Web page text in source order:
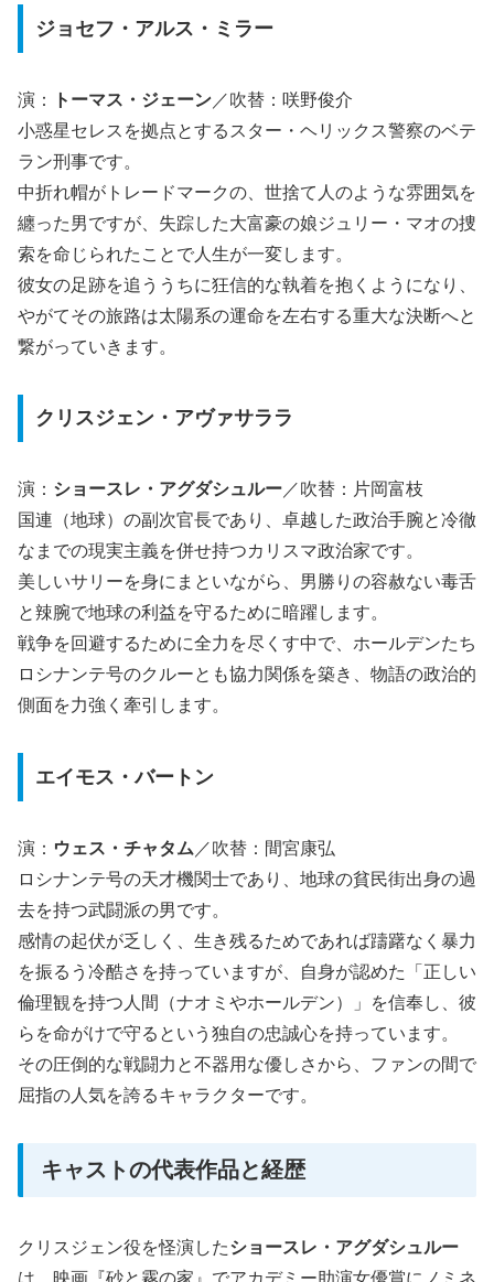
ジョセフ・アルス・ミラー
演： トーマス・ジェーン ／吹替：咲野俊介
小惑星セレスを拠点とするスター・ヘリックス警察のベテ
ラン刑事です。
中折れ帽がトレードマークの、世捨て人のような雰囲気を
纏った男ですが、失踪した大富豪の娘ジュリー・マオの捜
索を命じられたことで人生が一変します。
彼女の足跡を追ううちに狂信的な執着を抱くようになり、
やがてその旅路は太陽系の運命を左右する重大な決断へと
繋がっていきます。
クリスジェン・アヴァサララ
演： ショースレ・アグダシュルー／吹替：片岡富枝
国連（地球）の副次官長であり、卓越した政治手腕と冷徹
なまでの現実主義を併せ持つカリスマ政治家です。
美しいサリーを身にまといながら、男勝りの容赦ない毒舌
と辣腕で地球の利益を守るために暗躍します。
戦争を回避するために全力を尽くす中で、ホールデンたち
ロシナンテ号のクルーとも協力関係を築き、物語の政治的
側面を力強く牽引します。
エイモス・バートン
演： ウェス・チャタム ／吹替：間宮康弘
ロシナンテ号の天才機関士であり、地球の貧民街出身の過
去を持つ武闘派の男です。
感情の起伏が乏しく、生き残るためであれば躊躇なく暴力
を振るう冷酷さを持っていますが、自身が認めた「正しい
倫理観を持つ人間（ナオミやホールデン）」を信奉し、彼
らを命がけで守るという独自の忠誠心を持っています。
その圧倒的な戦闘力と不器用な優しさから、ファンの間で
屈指の人気を誇るキャラクターです。
キャストの代表作品と経歴
クリスジェン役を怪演したショースレ・アグダシュルー